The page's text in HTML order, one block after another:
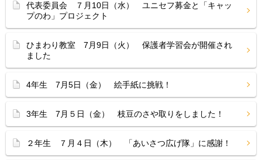
代表委員会 ７月10日（水） ユニセフ募金と「キャッ
プのわ」プロジェクト
ひまわり教室 7月9日（火） 保護者学習会が開催され
ました
4年生 7月5日（金） 絵手紙に挑戦！
3年生 7月５日（金） 枝豆のさや取りをしました！
２年生 ７月４日（木） 「あいさつ広げ隊」に感謝！